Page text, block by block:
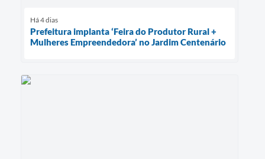
Há 4 dias
Prefeitura implanta ‘Feira do Produtor Rural +
Mulheres Empreendedora’ no Jardim Centenário